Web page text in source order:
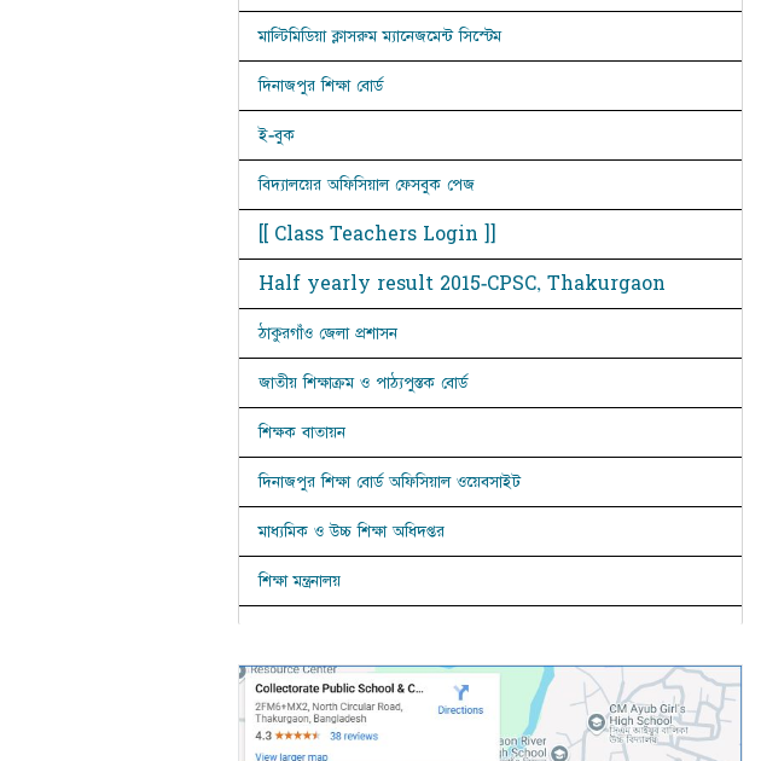
মাল্টিমিডিয়া ক্লাসরুম ম্যানেজমেন্ট সিস্টেম
দিনাজপুর শিক্ষা বোর্ড
ই-বুক
বিদ্যালয়ের অফিসিয়াল ফেসবুক পেজ
[[ Class Teachers Login ]]
Half yearly result 2015-CPSC, Thakurgaon
ঠাকুরগাঁও জেলা প্রশাসন
জাতীয় শিক্ষাক্রম ও পাঠ্যপুস্তক বোর্ড
শিক্ষক বাতায়ন
দিনাজপুর শিক্ষা বোর্ড অফিসিয়াল ওয়েবসাইট
মাধ্যমিক ও উচ্চ শিক্ষা অধিদপ্তর
শিক্ষা মন্ত্রনালয়